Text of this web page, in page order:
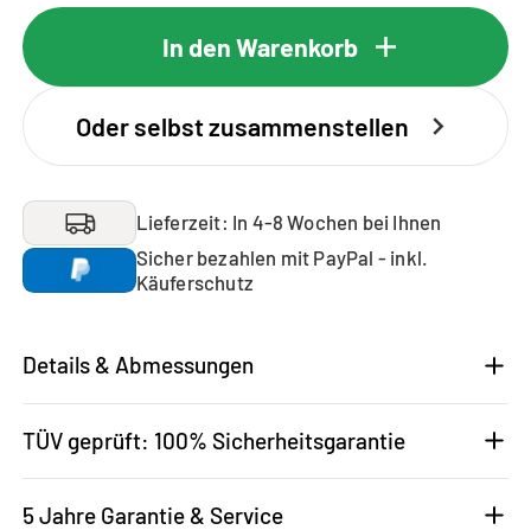
In den Warenkorb
Oder selbst zusammenstellen
Lieferzeit: In 4-8 Wochen bei Ihnen
Sicher bezahlen mit PayPal - inkl.
Käuferschutz
Details & Abmessungen
TÜV geprüft: 100% Sicherheitsgarantie
5 Jahre Garantie & Service